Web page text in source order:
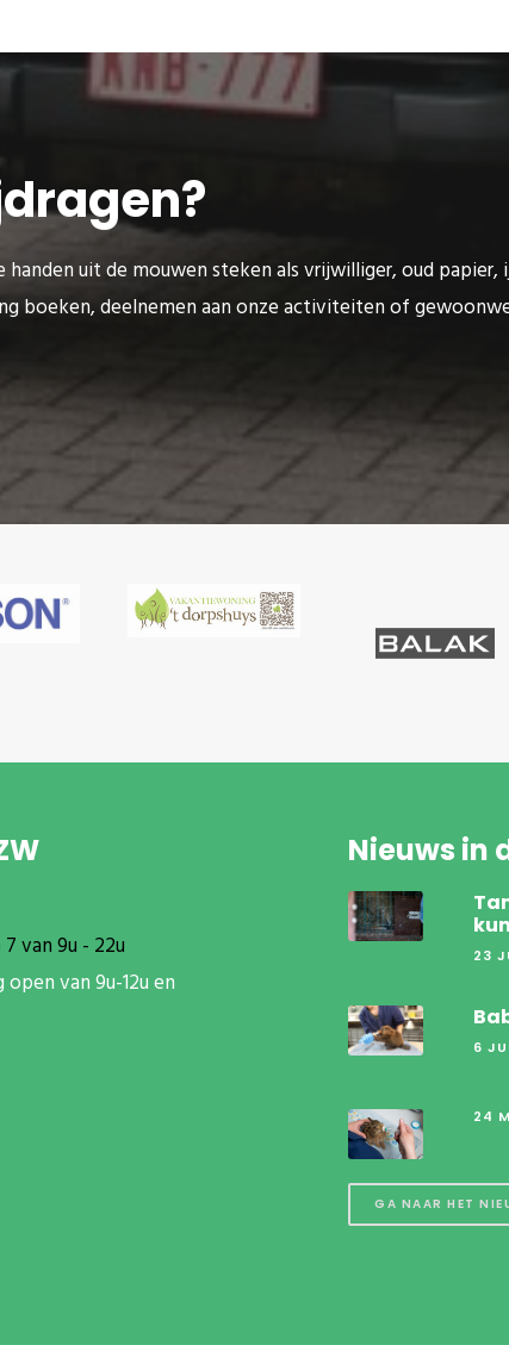
uit de mouwen steken als vrijwilliger, oud
boeken, deelnemen aan onze activiteiten of
van 9u - 22u
van 9u-12u en
Nieuws in
23
6
24
GA NAAR HET